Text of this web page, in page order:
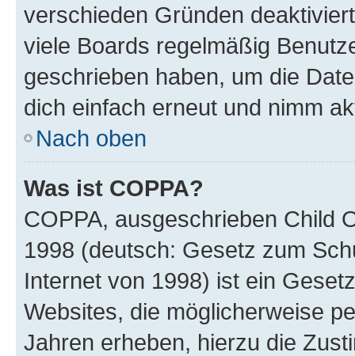
verschieden Gründen
viele Boards regelmäßig
geschrieben haben, um die
dich einfach erneut und nimm
Nach oben
Was ist COPPA?
COPPA, ausgeschrieben Child
1998 (deutsch: Gesetz zum
Internet von 1998) ist ein
Websites, die möglicherweise
Jahren erheben, hierzu die